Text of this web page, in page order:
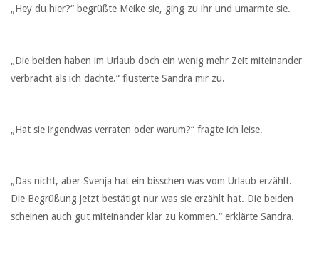
„Hey du hier?“ begrüßte Meike sie, ging zu ihr und umarmte sie.
„Die beiden haben im Urlaub doch ein wenig mehr Zeit miteinander
verbracht als ich dachte.“ flüsterte Sandra mir zu.
„Hat sie irgendwas verraten oder warum?“ fragte ich leise.
„Das nicht, aber Svenja hat ein bisschen was vom Urlaub erzählt.
Die Begrüßung jetzt bestätigt nur was sie erzählt hat. Die beiden
scheinen auch gut miteinander klar zu kommen.“ erklärte Sandra.